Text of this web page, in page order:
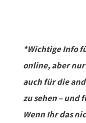
*Wichtige Info
online, aber
auch für die
zu sehen – und
Wenn Ihr das